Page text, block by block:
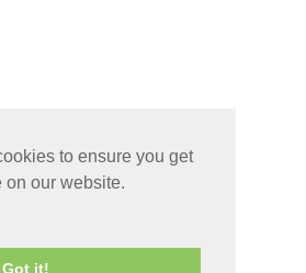
to ensure you get
on our website.
Got it!